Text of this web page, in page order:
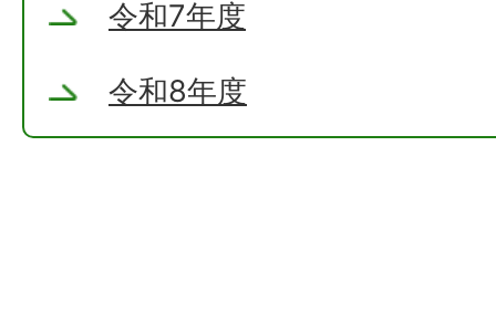
令和7年度
令和8年度